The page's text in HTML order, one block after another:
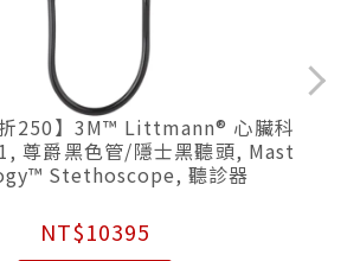
折250】3M™ Littmann® 心臟科
尊爵黑色管/隱士黑聽頭, Mast
Stethoscope, 聽診器
NT$10395